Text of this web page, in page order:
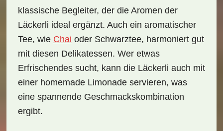
klassische Begleiter, der die Aromen der
Läckerli ideal ergänzt. Auch ein aromatischer
Tee, wie Chai oder Schwarztee, harmoniert gut
mit diesen Delikatessen. Wer etwas
Erfrischendes sucht, kann die Läckerli auch mit
einer homemade Limonadeservieren, was
eine spannende Geschmackskombination
ergibt.